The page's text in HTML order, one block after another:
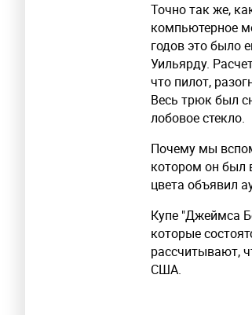
Точно так же,
компьютерное
годов это было
Уильярду.
что пилот,
Весь трюк был
лобовое стекло.
Почему мы
котором он был
цвета объявил
Купе "Джеймса
которые
рассчитывают,
США.